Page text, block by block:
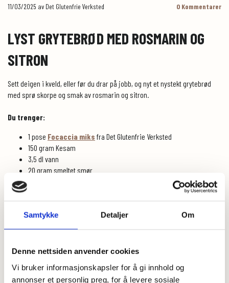
Samtykke Detaljer Om
Denne nettsiden anvender cookies
Vi bruker informasjonskapsler for å gi innhold og
annonser et personlig preg, for å levere sosiale
11/03/2025 av Det Glutenfrie Verksted 0 Kommentarer
LYST GRYTEBRØD MED ROSMARIN OG
SITRON
Sett deigen i kveld, eller før du drar på jobb, og nyt et nystekt grytebrød
med sprø skorpe og smak av rosmarin og sitron.
Du trenger:
1 pose Focaccia miks fra Det Glutenfrie Verksted
150 gram Kesam
3,5 dl vann
20 gram smeltet smør
1 ss hakket fersk rosmarin
ingrediensene uten oppvarming. Tilsett hakket rosmarin og sitronskall og
bland deigen godt sammen i en kjøkkenmaskin ved hjelp av k-spade.
Dekk til bakebollen og la den stå på kjøkkenbenken over natten, eller